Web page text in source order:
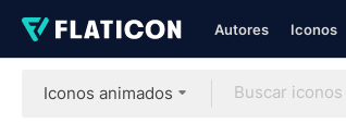
Autores Iconos
Iconos animados